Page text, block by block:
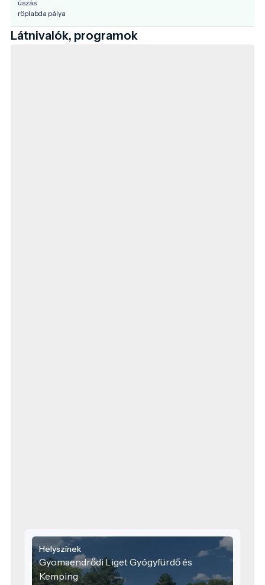
úszás
röplabda pálya
Látnivalók, programok
Helyszínek
Gyomaendrődi Liget Gyógyfürdő és
Kemping